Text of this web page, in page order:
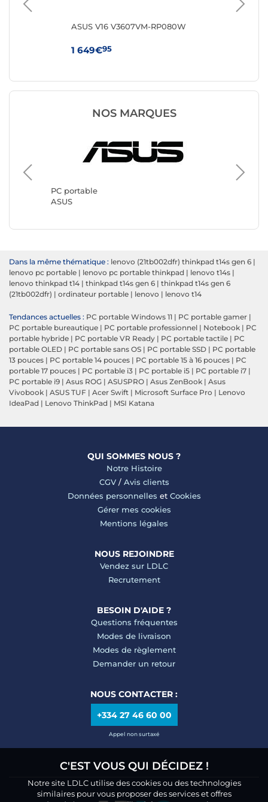
ASUS V16 V3607VM-RP080W
1 649€95
NOS MARQUES
PC portable
ASUS
Dans la même thématique : lenovo (21tb002dfr) thinkpad t14s gen 6 |
lenovo pc portable | lenovo pc portable thinkpad | lenovo t14s |
lenovo thinkpad t14 | thinkpad t14s gen 6 | thinkpad t14s gen 6
(21tb002dfr) | ordinateur portable | lenovo | lenovo t14
Tendances actuelles : PC portable Windows 11 | PC portable gamer |
PC portable bureautique | PC portable professionnel | Notebook | PC
portable hybride | PC portable VR Ready | PC portable tactile | PC
portable OLED | PC portable sans OS | PC portable SSD | PC portable
13 pouces | PC portable 14 pouces | PC portable 15 à 16 pouces | PC
portable 17 pouces | PC portable i3 | PC portable i5 | PC portable i7 |
PC portable i9 | Asus ROG | ASUSPRO | Asus ZenBook | Asus
Vivobook | ASUS TUF | Acer Swift | Microsoft Surface Pro | Lenovo
IdeaPad | Lenovo ThinkPad | MSI Katana
QUI SOMMES NOUS ?
Notre Histoire
CGV/ Avis clients
Données personnelles et Cookies
Gérer mes cookies
Mentions légales
NOUS REJOINDRE
Vendez sur LDLC
Recrutement
BESOIN D'AIDE ?
Questions fréquentes
Modes de livraison
Modes de règlement
Demander un retour
NOUS CONTACTER :
+334 27 46 60 00
Appel non surtaxé
C'EST VOUS QUI DÉCIDEZ !
Notre site LDLC utilise des cookies ou des technologies
similaires pour vous proposer des services et offres